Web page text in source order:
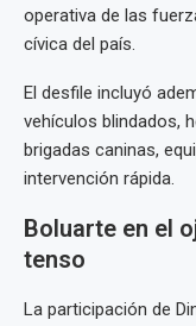
operativa de las
cívica del país.
El desfile incluyó
vehículos blindados,
brigadas caninas,
intervención rápida.
Boluarte en el
tenso
La participación de